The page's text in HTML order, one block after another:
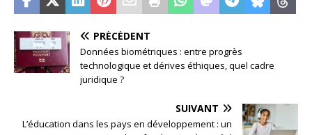
PRÉCÉDENT
Données biométriques : entre progrès
technologique et dérives éthiques, quel cadre
juridique ?
SUIVANT
L’éducation dans les pays en développement : un